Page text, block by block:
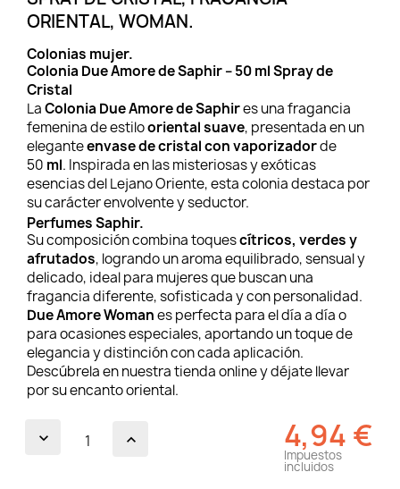
ORIENTAL, WOMAN.
Colonias mujer.
Colonia Due Amore de Saphir – 50 ml Spray de
Cristal
LaColonia Due Amore de Saphires una fragancia
femenina de estilooriental suave, presentada en un
eleganteenvase de cristal con vaporizadorde
50 ml. Inspirada en las misteriosas y exóticas
esencias del Lejano Oriente, esta colonia destaca por
su carácter envolvente y seductor.
Perfumes Saphir.
Su composición combina toquescítricos, verdes y
afrutados, logrando un aroma equilibrado, sensual y
delicado, ideal para mujeres que buscan una
fragancia diferente, sofisticada y con personalidad.
Due Amore Womanes perfecta para el día a día o
para ocasiones especiales, aportando un toque de
elegancia y distinción con cada aplicación.
Descúbrela en nuestra tienda online y déjate llevar
por su encanto oriental.
4,94 €
Impuestos
incluidos